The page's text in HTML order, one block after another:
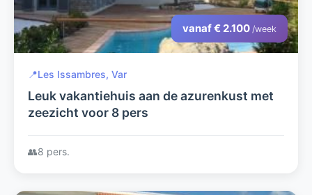
vanaf € 2.100 /week
📍Les Issambres, Var
Leuk vakantiehuis aan de azurenkust met
zeezicht voor 8 pers
👥8 pers.